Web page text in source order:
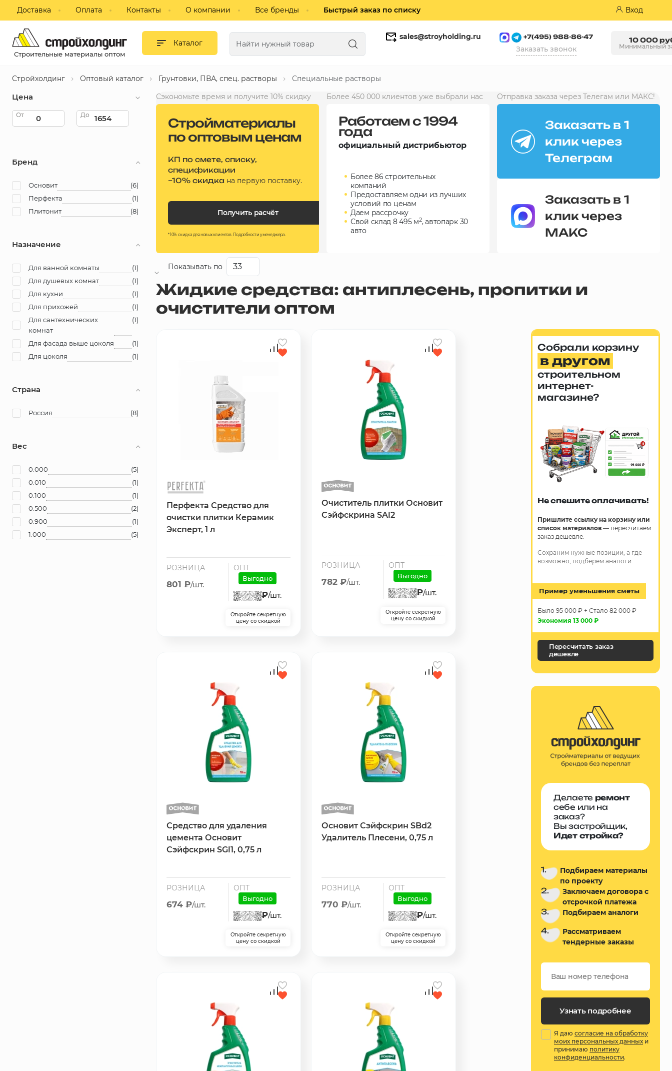
Доставка Оплата Контакты О компании Все бренды Быстрый заказ по списку Вход
Строительные материалы оптом
Каталог
sales@stroyholding.ru +7(495) 988-86-47
Заказать звонок
10 000
Минимальный
Гипсокартон и листовые
материалы
Сухие смеси
Профиль, комплектующие для
Потолки подвесные
Фанера, ДВП, ДСП
Герметики, жидкие гвозди, пена
Саморезы, дюбеля, шурупы
Инструмент и оборудование
Стеклосетки, ленты
строительные, серпянки
Нерудные материалы
Сетка металлическая
Электрика
Удалено из прайс-листа
Газобетонные блоки
Стройхолдинг Оптовый каталог Грунтовки, ПВА, спец. растворы Специальные растворы
Цена
От До
Бренд
Основит
(6)
Перфекта
(1)
Плитонит
(8)
Назначение
Для ванной комнаты
(1)
Для душевых комнат
(1)
Для кухни
(1)
Для прихожей
(1)
Для сантехнических
комнат
(1)
Для фасада выше цоколя
(1)
Для цоколя
(1)
Страна
Россия (8)
Вес
0.000
(5)
0.010
(1)
0.100
(1)
0.500
(2)
0.900
(1)
1.000
(5)
Сэкономьте время и получите 10% скидку
Стройматериалы
по оптовым ценам
КП по смете, списку,
спецификации
–10% скидка на первую поставку.
Получить расчёт
* 10% скидка для новых клиентов. Подробности у менеджера.
Более 450 000 клиентов уже выбрали нас
Работаем с 1994
года
официальный дистрибьютор
Более 86 строительных
компаний
Предоставляем одни из лучших
условий по ценам
Даем рассрочку
Свой склад 8 495 м2, автопарк 30
авто
Отправка заказа через Телегам или МАКС!
Заказать в 1
клик через
Телеграм
Заказать в 1
клик через
МАКС
Со скидкой
Показывать по
Жидкие средства: антиплесень, пропитки и
очистители оптом
Перфекта Средство для
очистки плитки Керамик
Эксперт, 1 л
РОЗНИЦА
801 ₽/шт.
ОПТ
Выгодно
₽/шт.
Откройте секретную
цену со скидкой
Очиститель плитки Основит
Сэйфскрина SAl2
РОЗНИЦА
782 ₽/шт.
ОПТ
Выгодно
₽/шт.
Откройте секретную
цену со скидкой
Средство для удаления
цемента Основит
Сэйфскрин SGl1, 0,75 л
РОЗНИЦА
674 ₽/шт.
ОПТ
Выгодно
₽/шт.
Откройте секретную
цену со скидкой
Основит Сэйфскрин SBd2
Удалитель Плесени, 0,75 л
РОЗНИЦА
770 ₽/шт.
ОПТ
Выгодно
₽/шт.
Откройте секретную
цену со скидкой
Собрали корзину
в другом
строительном
интернет-
магазине?
Не спешите оплачивать!
Пришлите ссылку на корзину или
список материалов — пересчитаем
заказ дешевле.
Сохраним нужные позиции, а где
возможно, подберём аналоги.
Пример уменьшения сметы
Было 95 000 ₽ + Стало 82 000 ₽
Экономия 13 000 ₽
Пересчитать заказ
дешевле
Делаете ремонт
себе или на
заказ?
Вы застройщик,
Идет стройка?
1.
Подбираем материалы
по проекту
2.
Заключаем договора с
отсрочкой платежа
3. Подбираем аналоги
4.
Рассматриваем
тендерные заказы
Узнать подробнее
Я даю согласие на обработку
моих персональных данных и
принимаю политику
конфиденциальности.